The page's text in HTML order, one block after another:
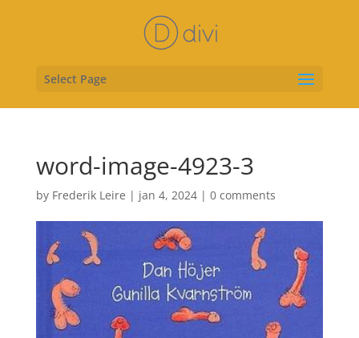
Select Page
word-image-4923-3
by Frederik Leire | jan 4, 2024| 0 comments